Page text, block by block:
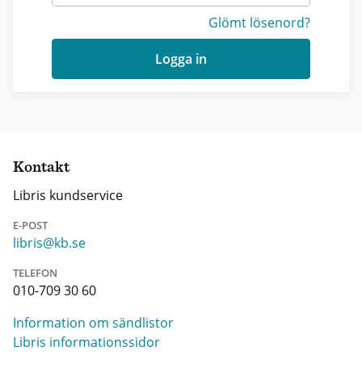
Glömt lösenord?
Logga in
Kontakt
Libris kundservice
E-POST
libris@kb.se
TELEFON
010-709 30 60
Information om sändlistor
Libris informationssidor